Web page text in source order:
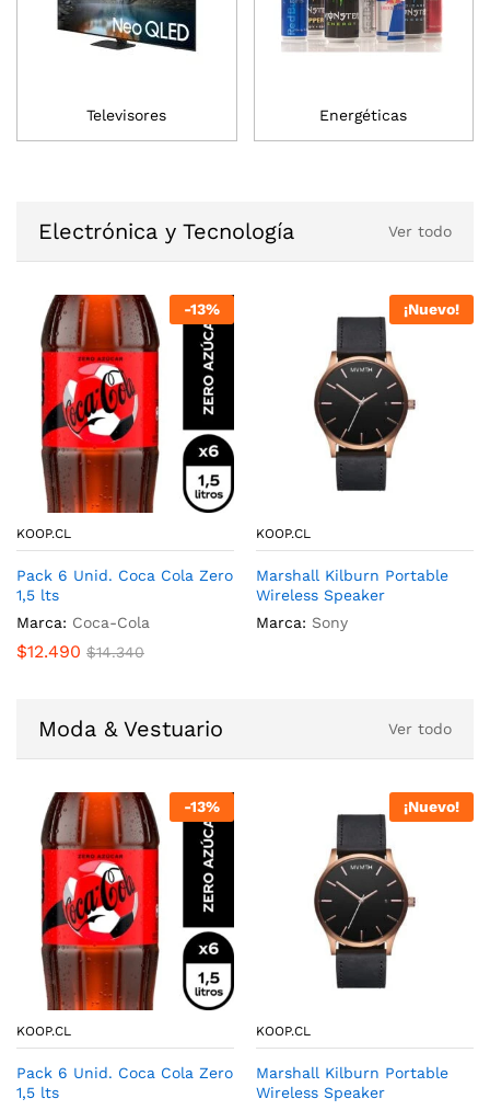
Televisores Energéticas
Electrónica y Tecnología Ver todo
-13%
KOOP.CL
Pack 6 Unid. Coca Cola Zero
1,5 lts
Marca: Coca-Cola
$12.490 $14.340
¡Nuevo!
KOOP.CL
Marshall Kilburn Portable
Wireless Speaker
Marca: Sony
KOOP.CL
Marshall Kilburn Portable
Wireless Speaker
Marca:
Pack 6 Unid. Coca Cola Zero
1,5 lts
Marca: Coca-Cola
$12.490 $14.340
KOOP.CL
Pack 6 Unid. Coca Cola Zero
1,5 lts
Marca:
$12.490 $14.340
Moda & Vestuario Ver todo
-13%
KOOP.CL
Pack 6 Unid. Coca Cola Zero
1,5 lts
¡Nuevo!
KOOP.CL
Marshall Kilburn Portable
Wireless Speaker
KOOP.CL
Marshall Kilburn Portable
Wireless Speaker
Marca:
Pack 6 Unid. Coca Cola Zero
1,5 lts
Marca: Coca-Cola
KOOP.CL
Pack 6 Unid. Coca Cola Zero
1,5 lts
Marca: